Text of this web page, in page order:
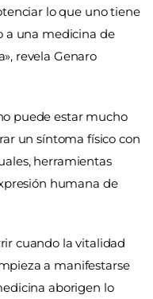
lo que uno tiene
a una medicina de
revela Genaro
puede estar mucho
un síntoma físico con
herramientas
humana de
cuando la vitalidad
a manifestarse
aborigen lo